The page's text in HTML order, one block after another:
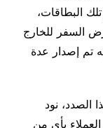
البطاقات،
السفر للخارج
تم إصدار عدة
نود
بأي من